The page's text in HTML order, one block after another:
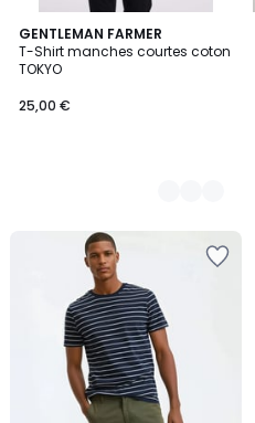
GENTLEMAN FARMER
T-Shirt manches courtes coton
TOKYO
25,00 €
12
Couleurs